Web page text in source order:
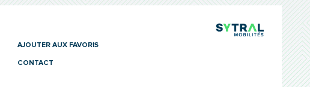
AJOUTER AUX FAVORIS
CONTACT
TCL